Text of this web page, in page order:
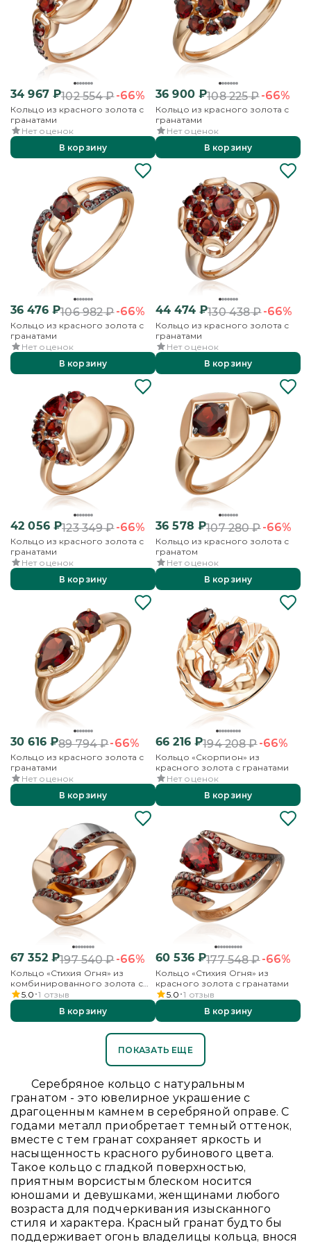
34 967₽102 554₽-66%
Кольцо из красного золота с
гранатами
Нет оценок
В корзину
36 900₽108 225₽-66%
Кольцо из красного золота с
гранатами
Нет оценок
В корзину
36 476₽106 982₽-66%
Кольцо из красного золота с
гранатами
Нет оценок
В корзину
44 474₽130 438₽-66%
Кольцо из красного золота с
гранатами
Нет оценок
В корзину
42 056₽123 349₽-66%
Кольцо из красного золота с
гранатами
Нет оценок
В корзину
36 578 ₽107 280₽-66%
Кольцо из красного золота с
гранатом
Нет оценок
В корзину
30 616₽89 794₽-66%
Кольцо из красного золота с
гранатами
Нет оценок
В корзину
66 216₽194 208₽-66%
Кольцо «Скорпион» из
красного золота с гранатами
Нет оценок
В корзину
67 352₽197 540₽-66%
Кольцо «Стихия Огня» из
комбинированного золота с
гранатами
5.0 1 отзыв
В корзину
60 536₽177 548₽-66%
Кольцо «Стихия Огня» из
красного золота с гранатами
5.0 1 отзыв
В корзину
ПОКАЗАТЬ ЕЩЕ
Серебряное кольцо с натуральным
гранатом - это ювелирное украшение с
драгоценным камнем в серебряной оправе. С
годами металл приобретает темный оттенок,
вместе с тем гранат сохраняет яркость и
насыщенность красного рубинового цвета.
Такое кольцо с гладкой поверхностью,
приятным ворсистым блеском носится
юношами и девушками, женщинами любого
возраста для подчеркивания изысканного
стиля и характера. Красный гранат будто бы
поддерживает огонь владелицы кольца, внося